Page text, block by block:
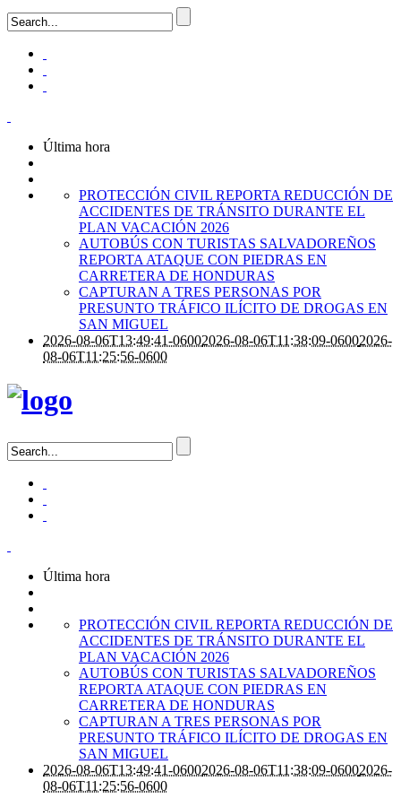
Última hora
PROTECCIÓN CIVIL REPORTA REDUCCIÓN DE
ACCIDENTES DE TRÁNSITO DURANTE EL
PLAN VACACIÓN 2026
AUTOBÚS CON TURISTAS SALVADOREÑOS
REPORTA ATAQUE CON PIEDRAS EN
CARRETERA DE HONDURAS
CAPTURAN A TRES PERSONAS POR
PRESUNTO TRÁFICO ILÍCITO DE DROGAS EN
SAN MIGUEL
2026-08-06T13:49:41-06002026-08-06T11:38:09-06002026-
08-06T11:25:56-0600
Última hora
PROTECCIÓN CIVIL REPORTA REDUCCIÓN DE
ACCIDENTES DE TRÁNSITO DURANTE EL
PLAN VACACIÓN 2026
AUTOBÚS CON TURISTAS SALVADOREÑOS
REPORTA ATAQUE CON PIEDRAS EN
CARRETERA DE HONDURAS
CAPTURAN A TRES PERSONAS POR
PRESUNTO TRÁFICO ILÍCITO DE DROGAS EN
SAN MIGUEL
2026-08-06T13:49:41-06002026-08-06T11:38:09-06002026-
08-06T11:25:56-0600